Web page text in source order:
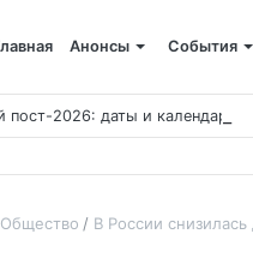
Анонсы События
пост-2026: даты и календарь
Общество В России